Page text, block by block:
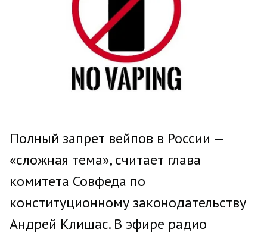
Полный запрет вейпов в России —
«сложная тема», считает глава
комитета Совфеда по
конституционному законодательству
Андрей Клишас. В эфире радио